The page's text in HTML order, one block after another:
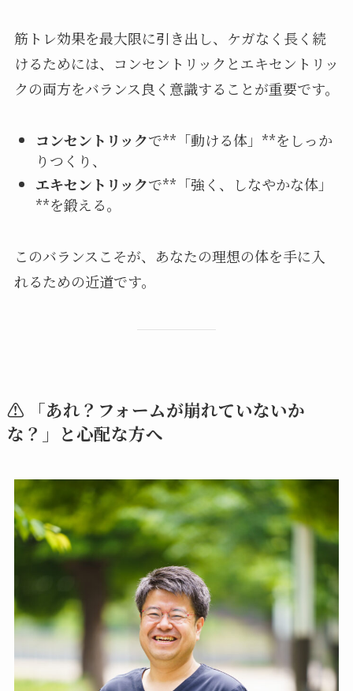
筋トレ効果を最大限に引き出し、ケガなく長く続
けるためには、コンセントリックとエキセントリッ
クの両方をバランス良く意識することが重要です。
コンセントリックで**「動ける体」**をしっか
りつくり、
エキセントリックで**「強く、しなやかな体」
**を鍛える。
このバランスこそが、あなたの理想の体を手に入
れるための近道です。
⚠️ 「あれ？フォームが崩れていないか
な？」と心配な方へ